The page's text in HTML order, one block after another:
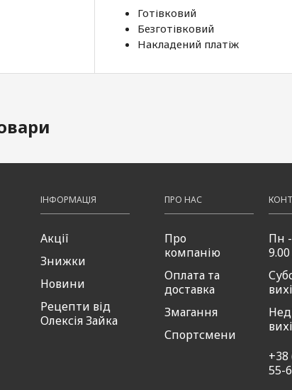
Готівковий
Безготівковий
Накладений платіж
ІНФОРМАЦІЯ
Акції
Знижки
Новини
Рецепти від
Олексія Зайка
ПРО НАС
Про
компанію
Оплата та
доставка
Змагання
Спортсмени
Пн
+38
55-